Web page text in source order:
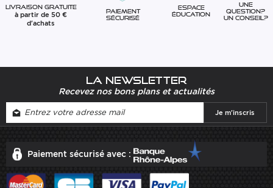
Livraison gratuite
à partir de 50 €
d'achats
Paiement
sécurisé
Espace
éducation
Une
question?
Un conseil?
La newsletter
Recevez nos bons plans et actualités
Paiement sécurisé avec :